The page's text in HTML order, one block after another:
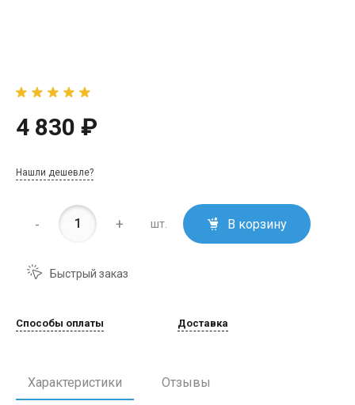
4 830 ₽
Нашли дешевле?
- + шт. В корзину
Быстрый заказ
Способы оплаты Доставка
Характеристики Отзывы